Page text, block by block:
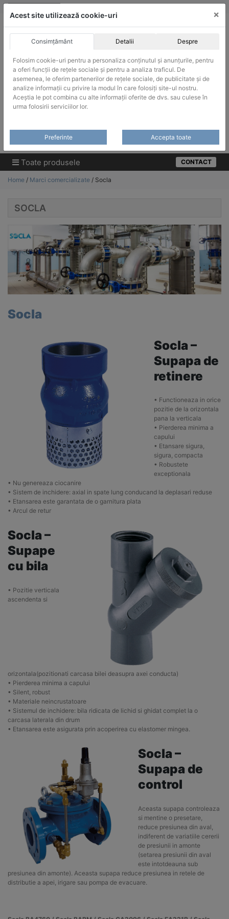
Skip
ACHIZITII PUBLICE
Produsele pot fi achizitionate si in sistemul SEAP / SICAP
Products
Toate produsele CONTACT
Home / Marci comercializate / Socla
SOCLA
Socla
Socla –
Supapa de
retinere
• Functioneaza in orice
pozitie de la orizontala
pana la verticala
• Pierderea minima a
capului
• Etansare sigura,
sigura, compacta
• Robustete
exceptionala
• Nu genereaza ciocanire
• Sistem de inchidere: axial in spate lung conducand la deplasari reduse
• Etansarea este garantata de o garnitura plata
• Arcul de retur
Socla –
Supape
cu bila
• Pozitie verticala
ascendenta si
orizontala(pozitionati carcasa bilei deasupra axei conducta)
• Pierderea minima a capului
• Silent, robust
• Materiale neincrustatoare
• Sistemul de inchidere: bila ridicata de lichid si ghidat complet la o
carcasa laterala din drum
• Etansarea este asigurata prin acoperirea cu elastomer mingea.
Socla –
Supapa de
control
Aceasta supapa controleaza
si mentine o presetare,
reduce presiunea din aval,
indiferent de variatiile cererii
de presiunii in amonte
(setarea presiunii din aval
este intotdeauna sub
presiunea din amonte). Aceasta supapa reduce presiunea in retele de
distributie a apei, irigare sau pompa de evacuare.
Acest site utilizează cookie-uri ×
Consimțământ Detalii Despre
Folosim cookie-uri pentru a personaliza conținutul și anunțurile, pentru
a oferi funcții de rețele sociale și pentru a analiza traficul. De
asemenea, le oferim partenerilor de rețele sociale, de publicitate și de
analize informații cu privire la modul în care folosiți site-ul nostru.
Aceștia le pot combina cu alte informații oferite de dvs. sau culese în
urma folosirii serviciilor lor.
Preferinte Accepta toate